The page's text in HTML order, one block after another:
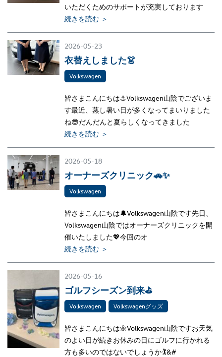
いただくためのサポートが充実しております
続きを読む ＞
2026-05-23
衣替えしました👗
Volkswagen
皆さまこんにちは⚓Volkswagen山陰でございま
す最近、蒸し暑い日が多くなってまいりました
ね😎だんだんと夏らしくなってきました
続きを読む ＞
2026-05-18
オーナーズクリニック🚗✨
Volkswagen
皆さまこんにちは🔔Volkswagen山陰です先日、
Volkswagen山陰ではオーナーズクリニックを開
催いたしました💖今回のオ
続きを読む ＞
2026-05-16
ゴルフシーズン到来⛳
Volkswagen Volkswagenグッズ
皆さまこんにちは🌼Volkswagen山陰ですお天気
のよい日が続きお休みの日にゴルフに行かれる
方も多いのではないでしょうか🏌&#